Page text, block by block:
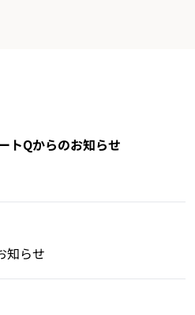
トQからのお知らせ
知らせ